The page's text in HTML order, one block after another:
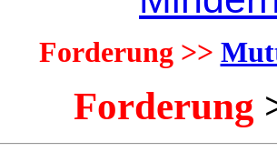
Forderung >>
Forderung